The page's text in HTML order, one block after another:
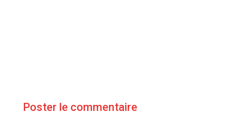
Poster le commentaire